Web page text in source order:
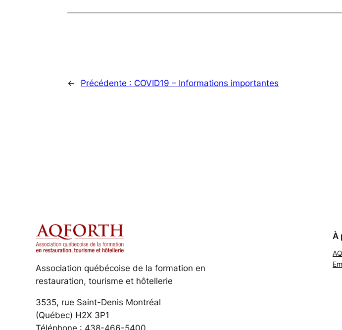
← Précédente : COVID19 – Informations importantes
Association québécoise de la formation en
restauration, tourisme et hôtellerie
3535, rue Saint-Denis Montréal
(Québec) H2X 3P1
Téléphone : 438-466-5400
À